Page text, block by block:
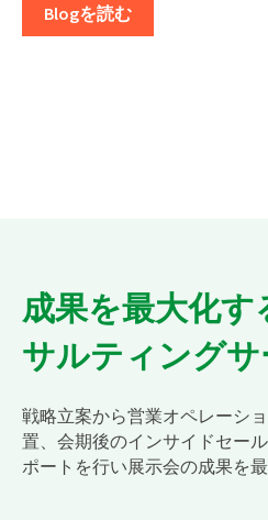
Blogを読む
成果を最大化す
サルティングサ
戦略立案から営業オペレーシ
置、会期後のインサイドセー
ポートを行い展示会の成果を